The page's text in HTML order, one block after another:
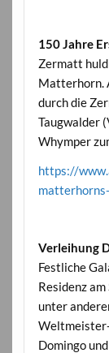
150 Jahre
Zermatt
Matterhorn.
durch die
Taugwalder
Whymper
https://
Verleihung
Festliche
Residenz
unter
Domingo